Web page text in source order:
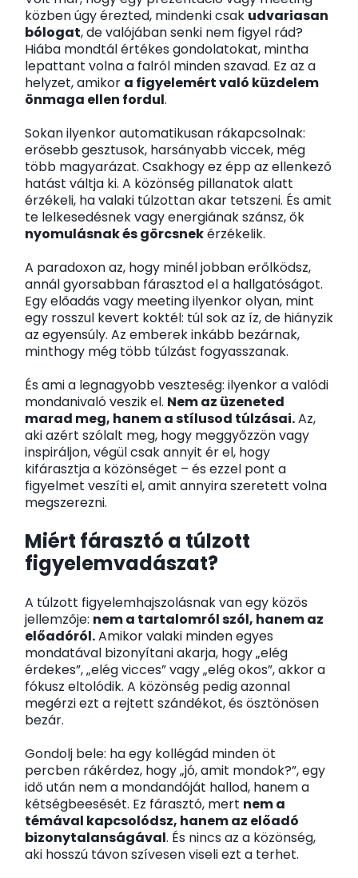
közben úgy érezted, mindenki csak udvariasan
bólogat, de valójában senki nem figyel rád?
Hiába mondtál értékes gondolatokat, mintha
lepattant volna a falról minden szavad. Ez az a
helyzet, amikor a figyelemért való küzdelem
önmaga ellen fordul.
Sokan ilyenkor automatikusan rákapcsolnak:
erősebb gesztusok, harsányabb viccek, még
több magyarázat. Csakhogy ez épp az ellenkező
hatást váltja ki. A közönség pillanatok alatt
érzékeli, ha valaki túlzottan akar tetszeni. És amit
te lelkesedésnek vagy energiának szánsz, ők
nyomulásnak és görcsnekérzékelik.
A paradoxon az, hogy minél jobban erőlködsz,
annál gyorsabban fárasztod el a hallgatóságot.
Egy előadás vagy meeting ilyenkor olyan, mint
egy rosszul kevert koktél: túl sok az íz, de hiányzik
az egyensúly. Az emberek inkább bezárnak,
minthogy még több túlzást fogyasszanak.
És ami a legnagyobb veszteség: ilyenkor a valódi
mondanivaló veszik el. Nem az üzeneted
marad meg, hanem a stílusod túlzásai.Az,
aki azért szólalt meg, hogy meggyőzzön vagy
inspiráljon, végül csak annyit ér el, hogy
kifárasztja a közönséget – és ezzel pont a
figyelmet veszíti el, amit annyira szeretett volna
megszerezni.
Miért fárasztó a túlzott
figyelemvadászat?
A túlzott figyelemhajszolásnak van egy közös
jellemzője: nem a tartalomról szól, hanem az
előadóról.Amikor valaki minden egyes
mondatával bizonyítani akarja, hogy „elég
érdekes”, „elég vicces” vagy „elég okos”, akkor a
fókusz eltolódik. A közönség pedig azonnal
megérzi ezt a rejtett szándékot, és ösztönösen
bezár.
Gondolj bele: ha egy kollégád minden öt
percben rákérdez, hogy „jó, amit mondok?”, egy
idő után nem a mondandóját hallod, hanem a
kétségbeesését. Ez fárasztó, mert nem a
témával kapcsolódsz, hanem az előadó
bizonytalanságával. És nincs az a közönség,
aki hosszú távon szívesen viseli ezt a terhet.